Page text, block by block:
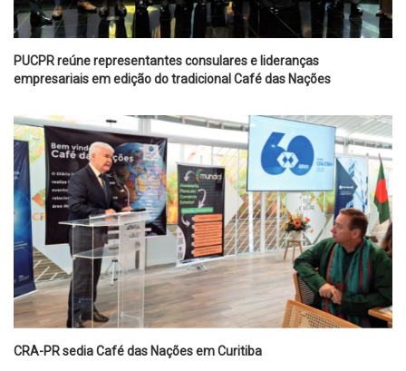
PUCPR reúne representantes consulares e lideranças
empresariais em edição do tradicional Café das Nações
CRA-PR sedia Café das Nações em Curitiba